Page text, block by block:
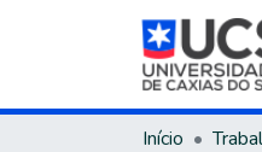
Início